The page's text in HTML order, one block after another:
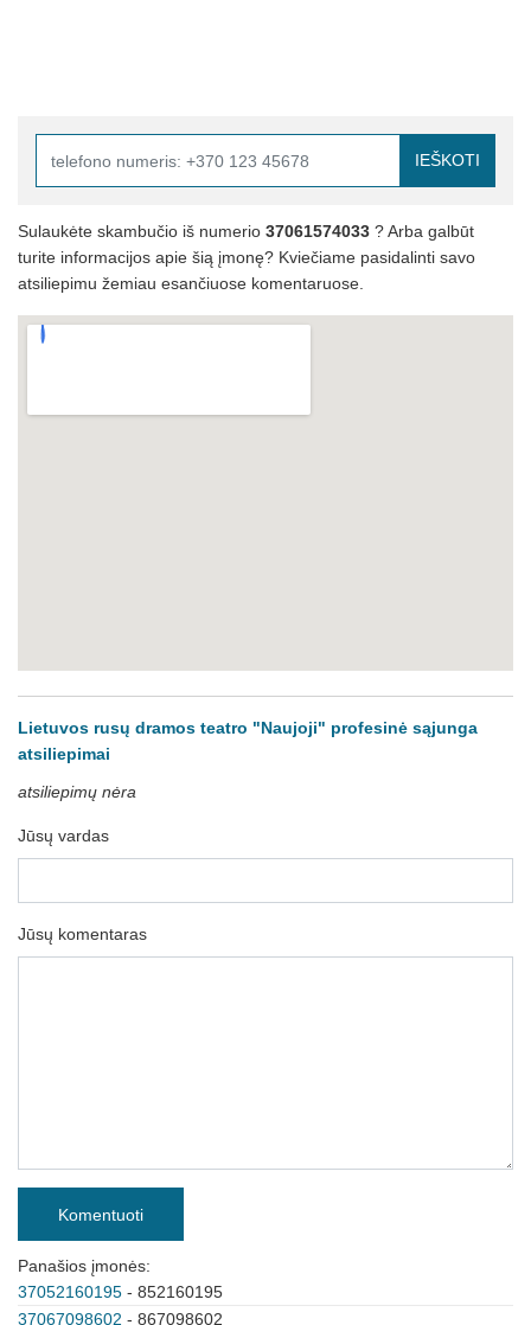
IEŠKOTI
Sulaukėte skambučio iš numerio 37061574033 ? Arba galbūt
turite informacijos apie šią įmonę? Kviečiame pasidalinti savo
atsiliepimu žemiau esančiuose komentaruose.
Lietuvos rusų dramos teatro "Naujoji" profesinė sąjunga
atsiliepimai
atsiliepimų nėra
Jūsų vardas
Jūsų komentaras
Komentuoti
Panašios įmonės:
37052160195 - 852160195
37067098602 - 867098602